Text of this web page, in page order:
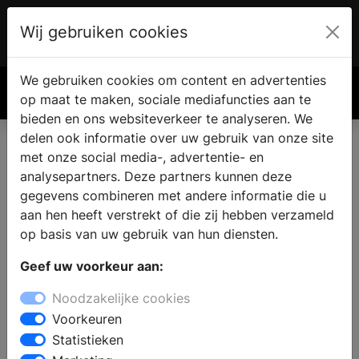
€ 0.00
Wij gebruiken cookies
We gebruiken cookies om content en advertenties
op maat te maken, sociale mediafuncties aan te
bieden en ons websiteverkeer te analyseren. We
delen ook informatie over uw gebruik van onze site
met onze social media-, advertentie- en
analysepartners. Deze partners kunnen deze
gegevens combineren met andere informatie die u
aan hen heeft verstrekt of die zij hebben verzameld
op basis van uw gebruik van hun diensten.
Geef uw voorkeur aan:
Noodzakelijke cookies
Voorkeuren
Statistieken